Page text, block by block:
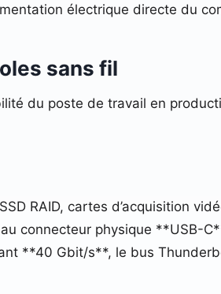
électrique directe du
sans fil
du poste de travail en
RAID, cartes d’acquisition
connecteur physique **USB-
**40 Gbit/s**, le bus